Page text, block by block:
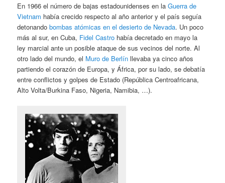
En 1966 el número de bajas estadounidenses en laGuerra de
Vietnam había crecido respecto al año anterior y el país seguía
detonandobombas atómicas en el desierto de Nevada. Un poco
más al sur, en Cuba, Fidel Castro había decretado en mayo la
ley marcial ante un posible ataque de sus vecinos del norte. Al
otro lado del mundo, el Muro de Berlín llevaba ya cinco años
partiendo el corazón de Europa, y África, por su lado, se debatía
entre conflictos y golpes de Estado (República Centroafricana,
Alto Volta/Burkina Faso, Nigeria, Namibia, …).